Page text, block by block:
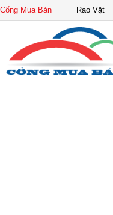
Cổng Mua Bán Rao Vặt